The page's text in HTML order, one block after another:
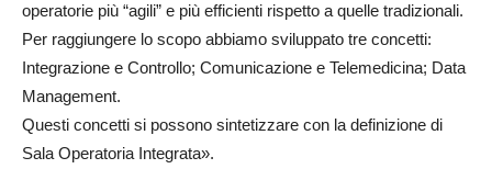
operatorie più “agili” e più efficienti rispetto a quelle tradizionali.
Per raggiungere lo scopo abbiamo sviluppato tre concetti:
Integrazione e Controllo; Comunicazione e Telemedicina; Data
Management.
Questi concetti si possono sintetizzare con la definizione di
Sala Operatoria Integrata».